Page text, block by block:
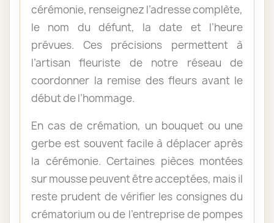
cérémonie, renseignez l’adresse complète,
le nom du défunt, la date et l’heure
prévues. Ces précisions permettent à
l’artisan fleuriste de notre réseau de
coordonner la remise des fleurs avant le
début de l’hommage.
En cas de crémation, un bouquet ou une
gerbe est souvent facile à déplacer après
la cérémonie. Certaines pièces montées
sur mousse peuvent être acceptées, mais il
reste prudent de vérifier les consignes du
crématorium ou de l’entreprise de pompes